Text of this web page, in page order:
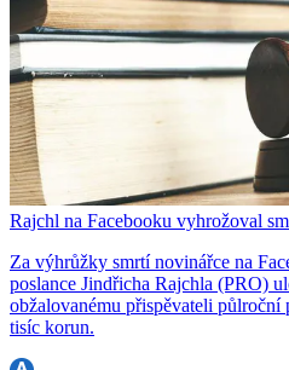
Rajchl na Facebooku vyhrožoval
Za výhrůžky smrtí novinářce na
poslance Jindřicha Rajchla (PRO)
obžalovanému přispěvateli půlroční
tisíc korun.